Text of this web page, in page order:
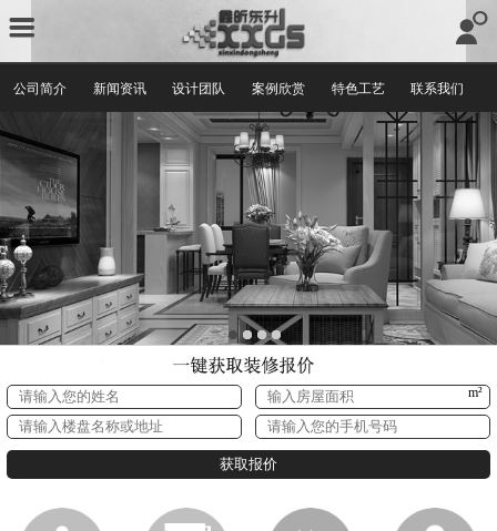
公司简介 新闻资讯 设计团队 案例欣赏 特色工艺 联系我们
m²